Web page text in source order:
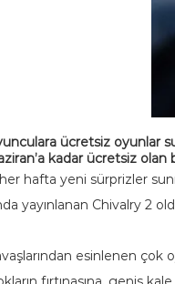
ücretsiz oyunlar
kadar ücretsiz olan
hafta yeni sürprizler
yayınlanan Chivalry 2
esinlenen çok